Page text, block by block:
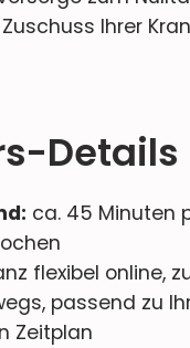
Ihrer
Details
ca. 45 Minuten
flexibel online,
passend zu
Zeitplan